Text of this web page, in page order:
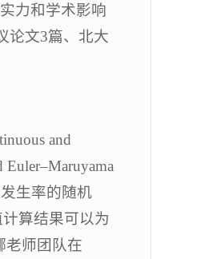
力和学术影响
论文3篇、北大
and
生率的随机
算结果可以为
老师团队在